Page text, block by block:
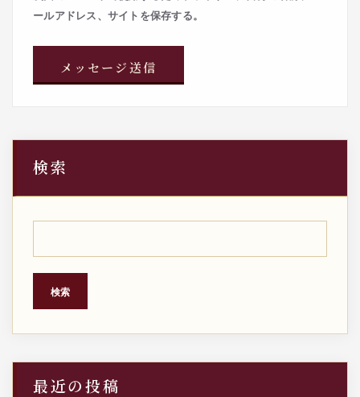
ールアドレス、サイトを保存する。
検索
検索
最近の投稿